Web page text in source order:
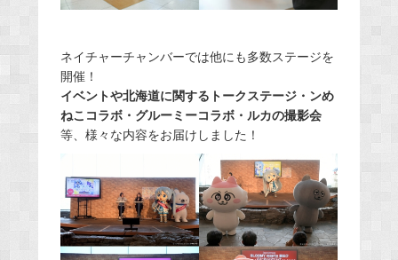
ネイチャーチャンバーでは他にも多数ステージを
開催！
イベントや北海道に関するトークステージ・ンめ
ねこコラボ・グルーミーコラボ・ルカの撮影会
等、様々な内容をお届けしました！